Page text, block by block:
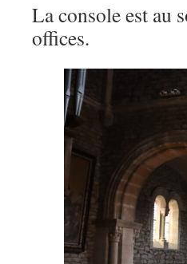
La console est au
offices.